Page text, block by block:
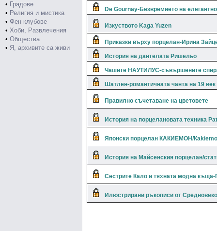
• Градове
• Религия и мистика
• Фен клубове
• Хоби, Развлечения
• Общества
• Я, архивите са живи
De Gournay-Безвремието на
Изкуството Kaga Yuzen
Приказки върху порцелан-Ирина
История на дантелата Ришельо
Чашите НАУТИЛУС-съвършените
Шатлен-романтичната чанта на 19 век
Правилно съчетаване на цветовете
История на порцелановата техника
Японски порцелан КАКИЕМОН/
История на Майсенския порцелан/
Сестрите Кало и тяхната модна
Илюстрирани ръкописи от